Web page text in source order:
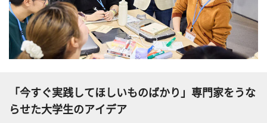
「今すぐ実践してほしいものばかり」専門家をうな
らせた大学生のアイデア